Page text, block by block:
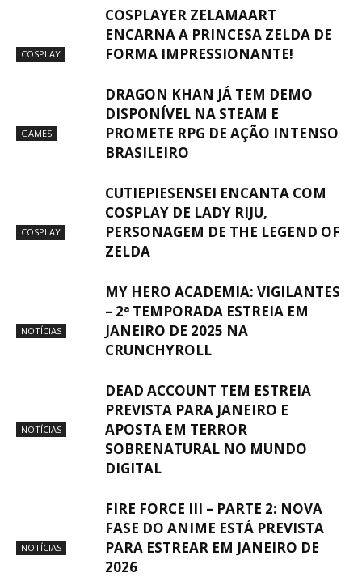
COSPLAY
COSPLAYER ZELAMAART
ENCARNA A PRINCESA ZELDA DE
FORMA IMPRESSIONANTE!
GAMES
DRAGON KHAN JÁ TEM DEMO
DISPONÍVEL NA STEAM E
PROMETE RPG DE AÇÃO INTENSO
BRASILEIRO
COSPLAY
CUTIEPIESENSEI ENCANTA COM
COSPLAY DE LADY RIJU,
PERSONAGEM DE THE LEGEND OF
ZELDA
NOTÍCIAS
MY HERO ACADEMIA: VIGILANTES
– 2ª TEMPORADA ESTREIA EM
JANEIRO DE 2025 NA
CRUNCHYROLL
NOTÍCIAS
DEAD ACCOUNT TEM ESTREIA
PREVISTA PARA JANEIRO E
APOSTA EM TERROR
SOBRENATURAL NO MUNDO
DIGITAL
NOTÍCIAS
FIRE FORCE III – PARTE 2: NOVA
FASE DO ANIME ESTÁ PREVISTA
PARA ESTREAR EM JANEIRO DE
2026